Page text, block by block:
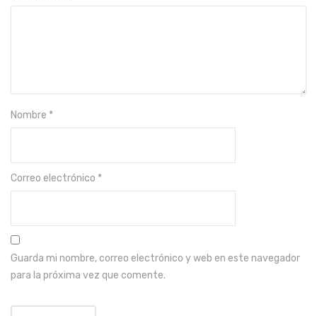
Nombre *
Correo electrónico *
Guarda mi nombre, correo electrónico y web en este navegador
para la próxima vez que comente.